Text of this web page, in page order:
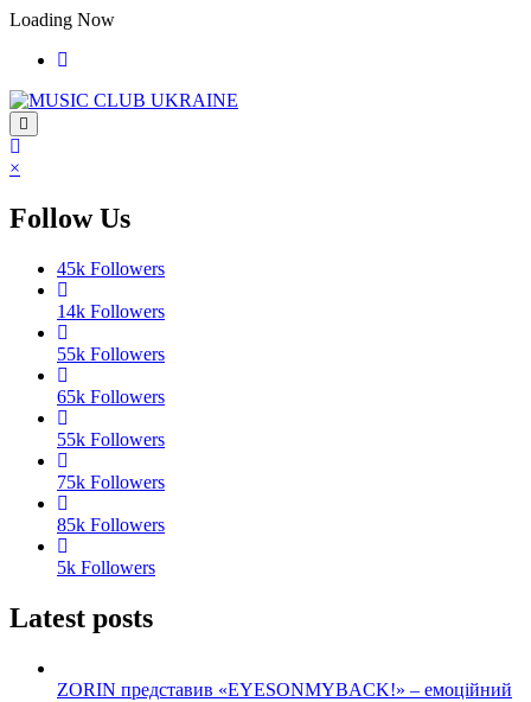
Перейти
контенту
Loading Now
×
Follow Us
45k Followers
14k Followers
55k Followers
65k Followers
55k Followers
75k Followers
85k Followers
5k Followers
Latest posts
ZORIN представив «EYESONMYBACK!» – емоційний